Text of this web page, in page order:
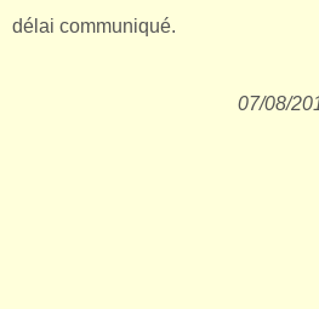
délai communiqué.
07/08/